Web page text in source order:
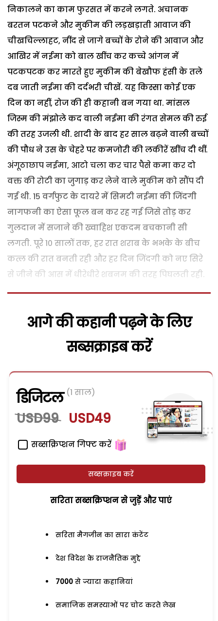
निकालने का काम फुरसत में करने लगते. अचानक
बरतन पटकने और मुकीम की लड़खड़ाती आवाज की
चीखचिल्लाहट, नींद से जागे बच्चों के रोने की आवाज और
आखिर में नईमा को बाल खींच कर कच्चे आंगन में
पटकपटक कर मारते हुए मुकीम की बेखौफ हंसी के तले
दब जाती नईमा की दर्दभरी चीखें. यह किस्सा कोई एक
दिन का नहीं, रोज की ही कहानी बन गया था. मांसल
जिस्म की मंझोले कद वाली नईमा की रंगत सेमल की रुई
की तरह उजली थी. शादी के बाद हर साल बढ़ने वाली बच्चों
की पौध ने उस के चेहरे पर कमजोरी की लकीरें खींच दी थीं.
अंगूठाछाप नईमा, आटो चला कर चार पैसे कमा कर दो
वक्त की रोटी का जुगाड़ कर लेने वाले मुकीम को सौंप दी
गई थी. 15 वर्गफुट के दायरे में सिमटी नईमा की जिंदगी
नागफनी का ऐसा फूल बन कर रह गई जिसे तोड़ कर
गुलदान में सजाने की ख्वाहिश एकदम बचकानी सी
लगती. पूरे 10 सालों तक, हर रात शराब के भभके के बीच
कत्ल की रात बनती रही और हर दिन जिंदगी को नए सिरे
से जीने की आस में धीरेधीरे शबनम की तरह पिघलती रही.
आगे की कहानी पढ़ने के लिए
सब्सक्राइब करें
डिजिटल (1 साल)
USD99 USD49
सब्सक्रिप्शन गिफ्ट करें
सब्सक्राइब करें
सरिता सब्सक्रिप्शन से जुड़ेें और पाएं
सरिता मैगजीन का सारा कंटेंट
देश विदेश के राजनैतिक मुद्दे
7000 से ज्यादा कहानियां
समाजिक समस्याओं पर चोट करते लेख